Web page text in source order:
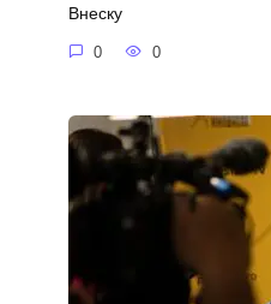
Внеску
0 0